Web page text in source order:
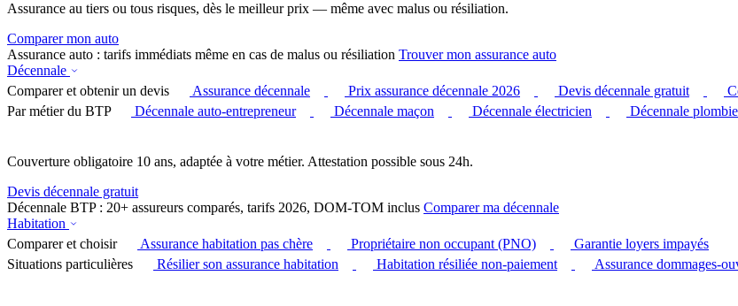
Assurance au tiers ou tous risques, dès le meilleur prix — même avec malus ou résiliation.
Comparer mon auto
Assurance auto : tarifs immédiats même en cas de malus ou résiliation Trouver mon assurance auto
Décennale
Comparer et obtenir un devis
Assurance décennale Prix assurance décennale 2026 Devis décennale gratuit
Par métier du BTP
Décennale auto-entrepreneur Décennale maçon Décennale électricien Décennale
Couverture obligatoire 10 ans, adaptée à votre métier. Attestation possible sous 24h.
Devis décennale gratuit
Décennale BTP : 20+ assureurs comparés, tarifs 2026, DOM-TOM inclus Comparer ma décennale
Habitation
Comparer et choisir
Assurance habitation pas chère Propriétaire non occupant (PNO)
Garantie loyers impayés
Situations particulières
Résilier son assurance habitation Habitation résiliée non-paiement Assurance dommages-